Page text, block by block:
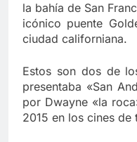
la bahía de San
icónico puente
ciudad californiana.
Estos son dos de
presentaba «San
por Dwayne «la
2015 en los cines de